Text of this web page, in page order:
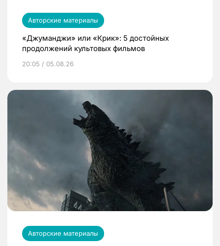
Авторские материалы
«Джуманджи» или «Крик»: 5 достойных
продолжений культовых фильмов
20:05 / 05.08.26
Авторские материалы